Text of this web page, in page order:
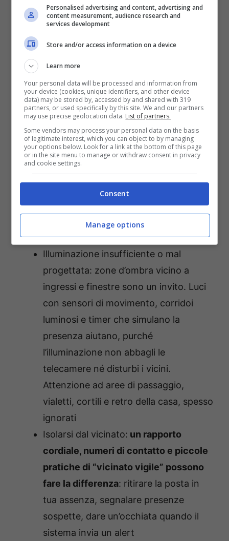
ostacolano né ritardano. Meglio
recinzioni anti-scavalco
con le norme locali, cancelli con
accessi
Pensare che il cane basti: il cane è un
ottimo deterrente acustico, ma non
sostituisce allarmi e accorgimenti fisici.
Puntare tutto sull’animale espone a
rischi e responsabilità: serve comunque
gestione etica dell’animale, con
addestramento adeguato e misure che
ne garantiscano benessere e sicurezza
Illuminazione insufficiente o mal
progettata: zone d’ombra vicino a
ingressi e finestre sono un invito. Luci
con sensori di movimento, corridoi
luminosi e timer che simulano la
presenza aiutano, purché
l’illuminazione non abbagli le
telecamere né disturbi i vicini.
Attenzione ad aree di passaggio,
vialetti, cortili e retro della casa, spesso
ignorati
Isolarsi dal vicinato: un rapporto
cordiale, numeri di contatto e piccole
pratiche di “vicinato vigile” possono
fare la differenza: ritirare la posta in
tua assenza, segnalare presenze
sospette, dare un’occhiata quando il
sistema invia un alert
Personalised advertising and content, advertising and
content measurement, audience research and
services development
Store and/or access information on a device
Learn more
Your personal data will be processed and information from
your device (cookies, unique identifiers, and other device
data) may be stored by, accessed by and shared with 319
partners, or used specifically by this site. We and our partners
may use precise geolocation data. List of partners.
Some vendors may process your personal data on the basis
of legitimate interest, which you can object to by managing
your options below. Look for a link at the bottom of this page
or in the site menu to manage or withdraw consent in privacy
and cookie settings.
Consent
Manage options